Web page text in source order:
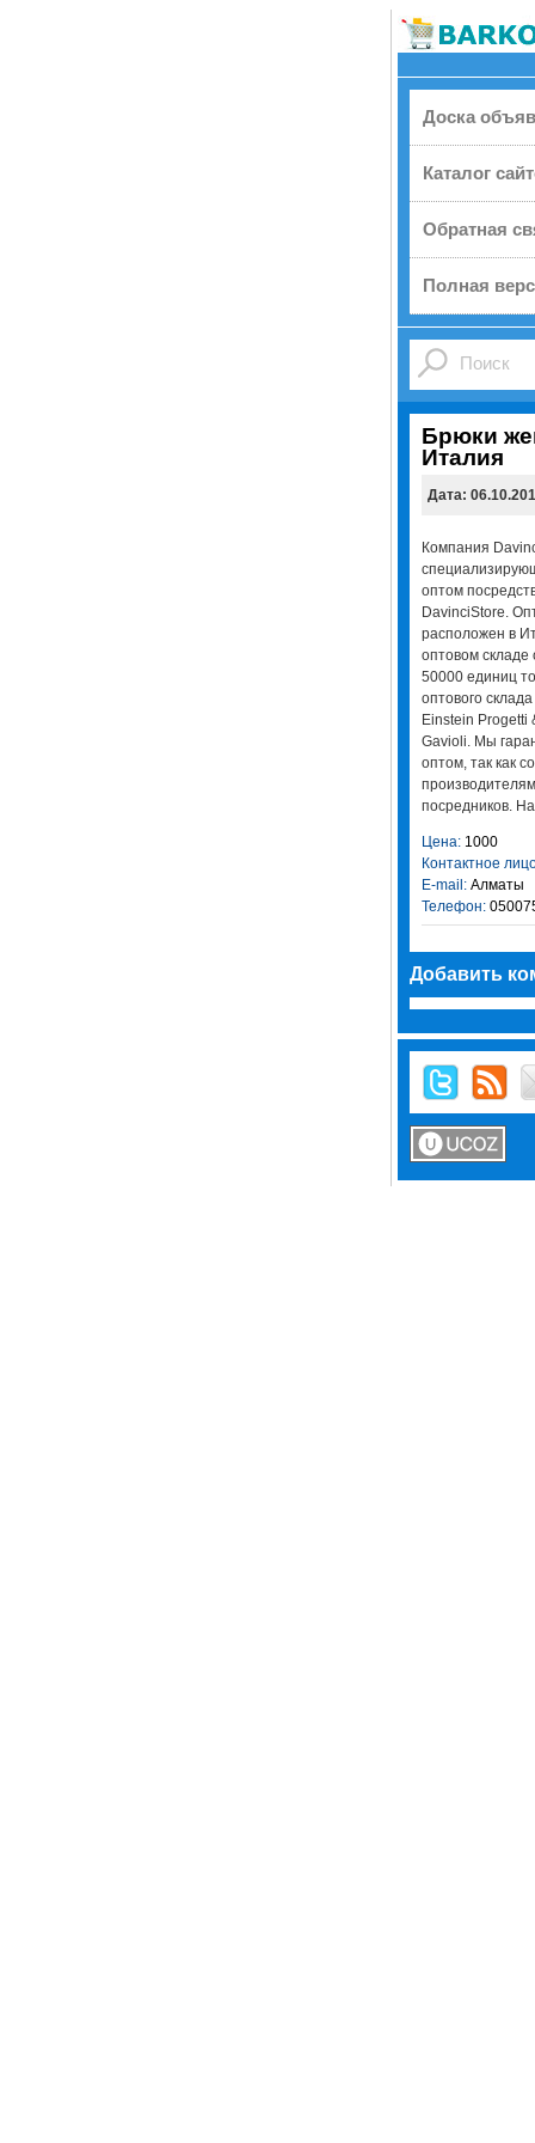
Доска
Каталог
Обратная
Полная
Брюки
Италия
Дата:
Компания
оптом
DavinciStore.
расположен в
оптовом складе
50000 единиц
оптового
Einstein Progetti
Gavioli. Мы
оптом, так как
посредников.
Цена:1000
Контактное
E-mail:Алматы
Телефон:
Добавить